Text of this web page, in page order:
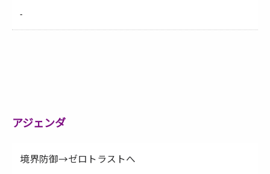
-
アジェンダ
境界防御→ゼロトラストへ